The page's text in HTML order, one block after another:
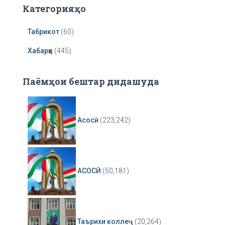
Категорияҳо
Табрикот (60)
Хабарҳо (445)
Паёмҳои бештар дидашуда
Асосӣ (223,242)
АСОСӢ (50,181)
Таърихи коллеҷ (20,264)